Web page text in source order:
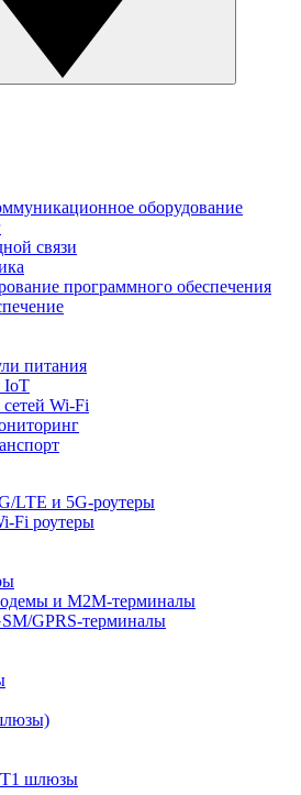
оборудование
связи
программного обеспечения
питания
IoT
Wi-Fi
LTE и 5G-роутеры
Fi роутеры
и M2M-терминалы
GPRS-терминалы
T1 шлюзы